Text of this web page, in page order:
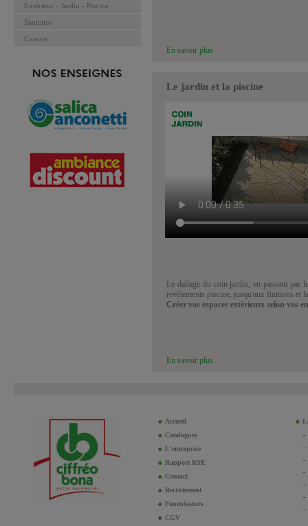
Extérieur - Jardin - Piscine
Sanitaire
Cuisine
En savoir plus
Le jardin et la piscine
Le dallage du coin jardin, en passant par
revêtements piscine, jusqu'aux finitions et
Créez vos espaces extèrieurs selon vos
En savoir plus
Accueil
Catalogues
L'entreprise
Rapport RSE
Contact
Recrutement
Fournisseurs
CGV